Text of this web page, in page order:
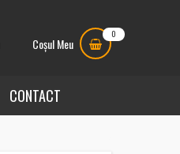
Coșul Meu
0
CONTACT